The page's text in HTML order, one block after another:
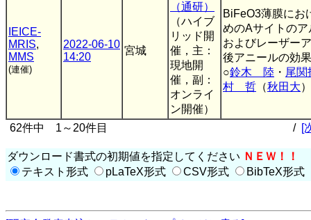
IEICE-
MRIS,
MMS
(連催)
2022-06-10
14:20
宮城
（通研）
（ハイブ
リッド開
催，主：
現地開
催，副：
オンライ
ン開催）
BiFeO3薄膜にお
めのAサイトの
およびレーザー
後アニールの効果
○鈴木 陸 ・ 尾関
村 哲 （秋田大）
62件中 1～20件目 / [
ダウンロード書式の初期値を指定してください ＮＥＷ！！
テキスト形式
pLaTeX形式 CSV形式 BibTeX形式